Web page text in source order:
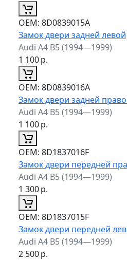
ОЕМ: 8D0839015A
Замок двери задней левой
Audi A4 B5 (1994—1999)
1 100р.
ОЕМ: 8D0839016A
Замок двери задней
Audi A4 B5 (1994—1999)
1 100р.
ОЕМ: 8D1837016F
Замок двери передней
Audi A4 B5 (1994—1999)
1 300р.
ОЕМ: 8D1837015F
Замок двери передней
Audi A4 B5 (1994—1999)
2 500р.